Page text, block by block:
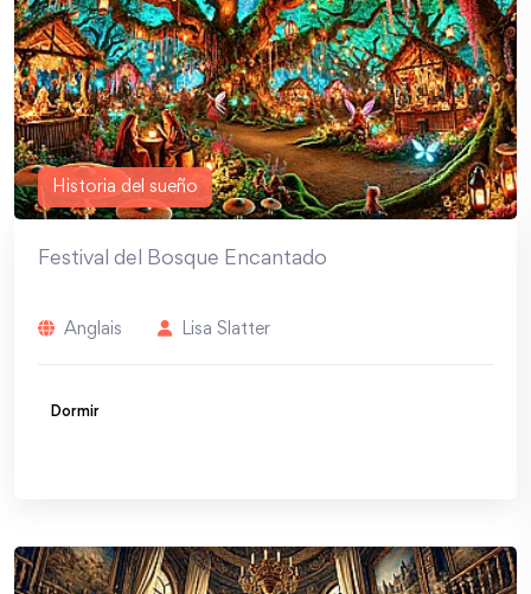
Historia del sueño
Festival del Bosque Encantado
Anglais Lisa Slatter
Dormir